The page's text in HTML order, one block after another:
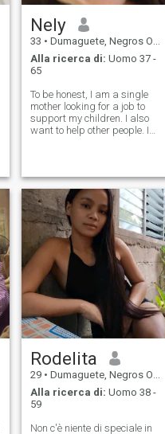
Nely
33 • Dumaguete, Negros Oriental, Filippine
Alla ricerca di: Uomo 37 -
65
To be honest, I am a single
mother looking for a job to
support my children. I also
want to help other people. I
work for and also help. I am
willing to work hard, ev
Rodelita
29 • Dumaguete, Negros Oriental, Filippine
Alla ricerca di: Uomo 38 -
59
Non c'è niente di speciale in